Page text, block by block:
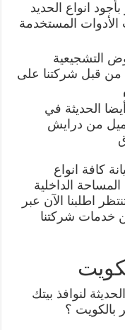
انواع الحديد
الأدوات المستخدمة
التشجيعية
من قبل شركتنا على
الحديثة في
من درايش
كافة انواع
الداخلية
اطلبنا الآن عبر
واستفد من خدمات شركتنا
لنوافذ بيتك
؟